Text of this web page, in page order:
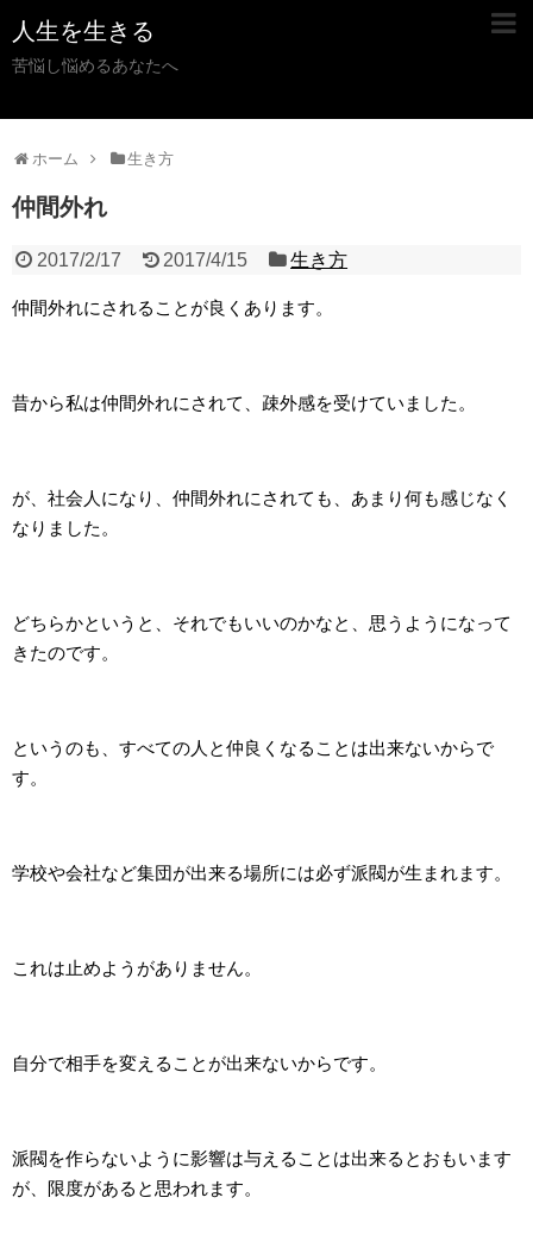
人生を生きる
苦悩し悩めるあなたへ
ホーム 生き方
仲間外れ
2017/2/17 2017/4/15 生き方
仲間外れにされることが良くあります。
昔から私は仲間外れにされて、疎外感を受けていました。
が、社会人になり、仲間外れにされても、あまり何も感じなく
なりました。
どちらかというと、それでもいいのかなと、思うようになって
きたのです。
というのも、すべての人と仲良くなることは出来ないからで
す。
学校や会社など集団が出来る場所には必ず派閥が生まれます。
これは止めようがありません。
自分で相手を変えることが出来ないからです。
派閥を作らないように影響は与えることは出来るとおもいます
が、限度があると思われます。